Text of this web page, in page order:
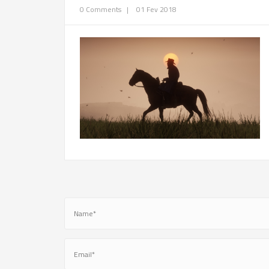
0 Comments | 01 Fev 2018